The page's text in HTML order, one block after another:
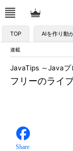
TOP AIを作り動
連載
フリーのライ
JavaTips ～Javaプ
Share